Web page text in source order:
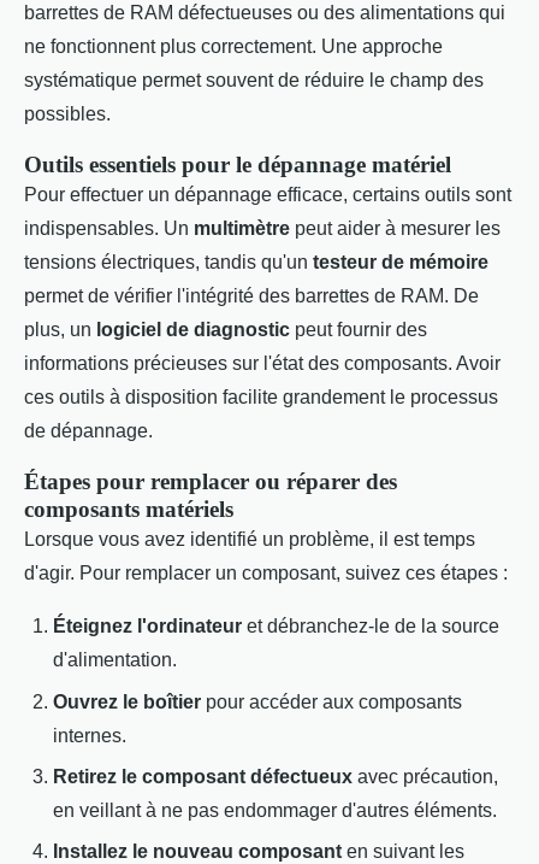
barrettes de RAM défectueuses ou des alimentations qui
ne fonctionnent plus correctement. Une approche
systématique permet souvent de réduire le champ des
possibles.
Outils essentiels pour le dépannage matériel
Pour effectuer un dépannage efficace, certains outils sont
indispensables. Un multimètre peut aider à mesurer les
tensions électriques, tandis qu'un testeur de mémoire
permet de vérifier l'intégrité des barrettes de RAM. De
plus, un logiciel de diagnostic peut fournir des
informations précieuses sur l'état des composants. Avoir
ces outils à disposition facilite grandement le processus
de dépannage.
Étapes pour remplacer ou réparer des
composants matériels
Lorsque vous avez identifié un problème, il est temps
d'agir. Pour remplacer un composant, suivez ces étapes :
Éteignez l'ordinateur et débranchez-le de la source
d'alimentation.
Ouvrez le boîtier pour accéder aux composants
internes.
Retirez le composant défectueux avec précaution,
en veillant à ne pas endommager d'autres éléments.
Installez le nouveau composant en suivant les